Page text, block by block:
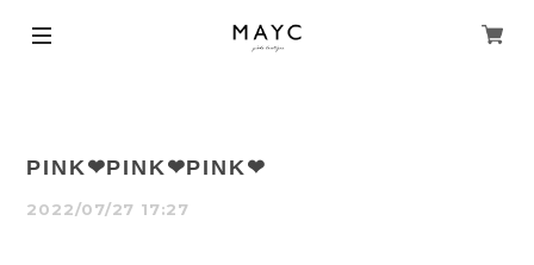
PINK❤︎PINK❤︎PINK❤︎
2022/07/27 17:27